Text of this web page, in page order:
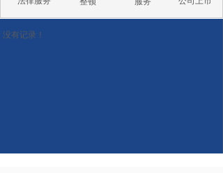
没有记录！